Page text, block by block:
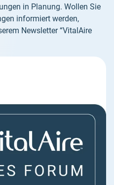
in Planung. Wollen Sie
informiert werden,
Newsletter “VitalAire